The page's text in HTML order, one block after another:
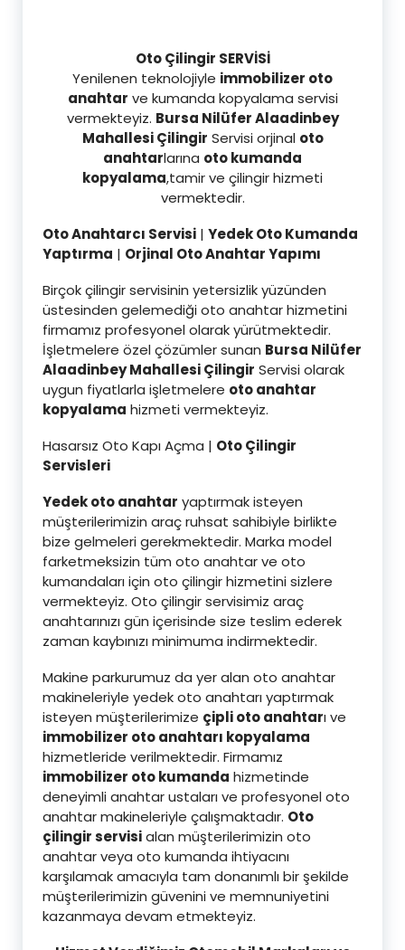
Oto Çilingir SERVİSİ
Yenilenen teknolojiyle immobilizer oto
anahtar ve kumanda kopyalama servisi
vermekteyiz. Bursa Nilüfer Alaadinbey
Mahallesi Çilingir Servisi orjinal oto
anahtarlarına oto kumanda
kopyalama,tamir ve çilingir hizmeti
vermektedir.
Oto Anahtarcı Servisi | Yedek Oto Kumanda
Yaptırma | Orjinal Oto Anahtar Yapımı
Birçok çilingir servisinin yetersizlik yüzünden
üstesinden gelemediği oto anahtar hizmetini
firmamız profesyonel olarak yürütmektedir.
İşletmelere özel çözümler sunan Bursa Nilüfer
Alaadinbey Mahallesi Çilingir Servisi olarak
uygun fiyatlarla işletmelere oto anahtar
kopyalama hizmeti vermekteyiz.
Hasarsız Oto Kapı Açma | Oto Çilingir
Servisleri
Yedek oto anahtar yaptırmak isteyen
müşterilerimizin araç ruhsat sahibiyle birlikte
bize gelmeleri gerekmektedir. Marka model
farketmeksizin tüm oto anahtar ve oto
kumandaları için oto çilingir hizmetini sizlere
vermekteyiz. Oto çilingir servisimiz araç
anahtarınızı gün içerisinde size teslim ederek
zaman kaybınızı minimuma indirmektedir.
Makine parkurumuz da yer alan oto anahtar
makineleriyle yedek oto anahtarı yaptırmak
isteyen müşterilerimize çipli oto anahtarı ve
immobilizer oto anahtarı kopyalama
hizmetleride verilmektedir. Firmamız
immobilizer oto kumanda hizmetinde
deneyimli anahtar ustaları ve profesyonel oto
anahtar makineleriyle çalışmaktadır. Oto
çilingir servisialan müşterilerimizin oto
anahtar veya oto kumanda ihtiyacını
karşılamak amacıyla tam donanımlı bir şekilde
müşterilerimizin güvenini ve memnuniyetini
kazanmaya devam etmekteyiz.